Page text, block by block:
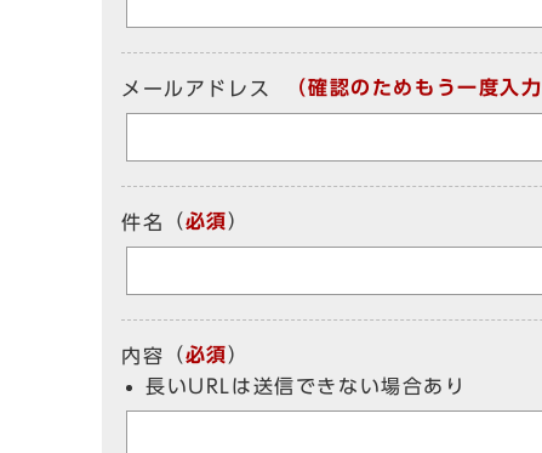
メールアドレス （確認のためもう一度入
件名 （必須）
内容 （必須）
長いURLは送信できない場合あり